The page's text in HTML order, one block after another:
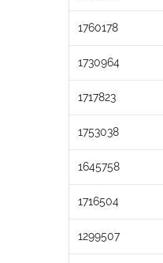
1760178
1730964
1717823
1753038
1645758
1716504
1299507